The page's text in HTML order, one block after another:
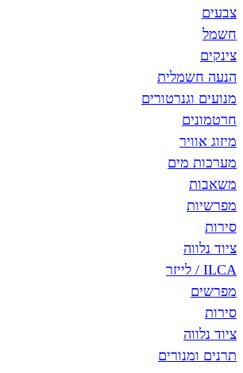
צבעים
חשמל
צינקים
הנעה חשמלית
מנועים וגנרטורים
חרטמונים
מיזוג אוויר
מערכות מים
משאבות
מפרשיות
סירות
ציוד נלווה
ILCA / לייזר
מפרשים
סירות
ציוד נלווה
תרנים ומנורים